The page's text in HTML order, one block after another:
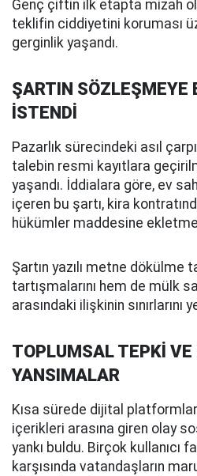
Genç çiftin ilk etapta mizah
teklifin ciddiyetini koruması
gerginlik yaşandı.
ŞARTIN SÖZLEŞMEYE
İSTENDİ
Pazarlık sürecindeki asıl
talebin resmi kayıtlara
yaşandı. İddialara göre, ev
içeren bu şartı, kira
hükümler maddesine
Şartın yazılı metne dökülme
tartışmalarını hem de mülk
arasındaki ilişkinin sınırlarını
TOPLUMSAL TEPKİ VE
YANSIMALAR
Kısa sürede dijital
içerikleri arasına giren olay
yankı buldu. Birçok kullanıcı
karşısında vatandaşların